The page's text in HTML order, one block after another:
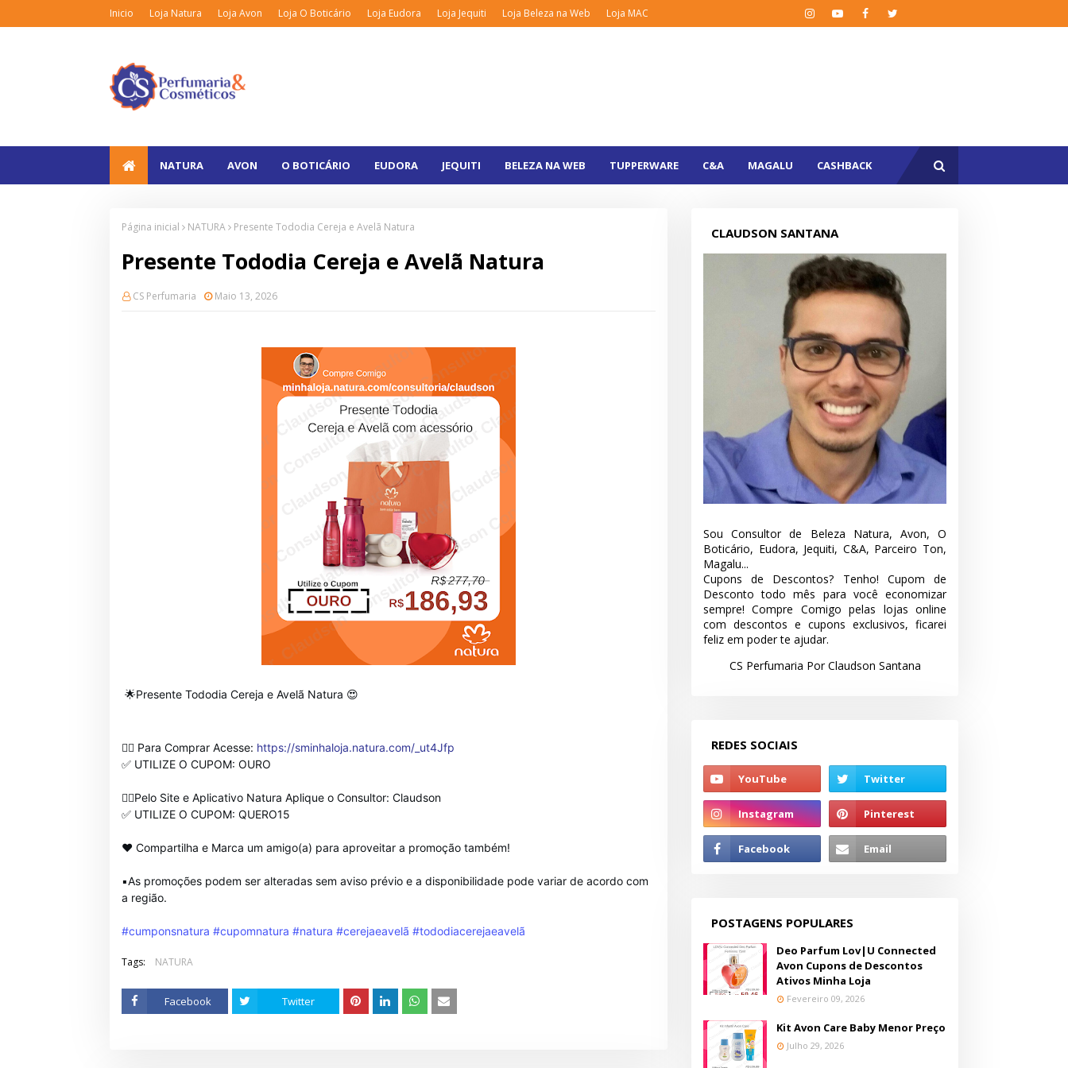
Inicio Loja Natura Loja Avon Loja O Boticário Loja Eudora Loja Jequiti Loja Beleza na Web Loja MAC
NATURA AVON O BOTICÁRIO EUDORA JEQUITI BELEZA NA WEB TUPPERWARE C&A MAGALU CASHBACK
Página inicial NATURA Presente Tododia Cereja e Avelã Natura
Presente Tododia Cereja e Avelã Natura
CS Perfumaria Maio 13, 2026
🌟Presente Tododia Cereja e Avelã Natura 😍
👉🏻 Para Comprar Acesse: https://sminhaloja.natura.com/_ut4Jfp
✅ UTILIZE O CUPOM: OURO
👉🏻Pelo Site e Aplicativo Natura Aplique o Consultor: Claudson
✅ UTILIZE O CUPOM: QUERO15
❤ Compartilha e Marca um amigo(a) para aproveitar a promoção também!
▪️As promoções podem ser alteradas sem aviso prévio e a disponibilidade pode variar de acordo com
a região.
#cumponsnatura #cupomnatura #natura #cerejaeavelã #tododiacerejaeavelã
Tags: NATURA
Facebook Twitter
CLAUDSON SANTANA
Sou Consultor de Beleza Natura, Avon, O
Boticário, Eudora, Jequiti, C&A, Parceiro Ton,
Magalu...
Cupons de Descontos? Tenho! Cupom de
Desconto todo mês para você economizar
sempre! Compre Comigo pelas lojas online
com descontos e cupons exclusivos, ficarei
feliz em poder te ajudar.
CS Perfumaria Por Claudson Santana
REDES SOCIAIS
POSTAGENS POPULARES
Deo Parfum Lov|U Connected
Avon Cupons de Descontos
Ativos Minha Loja
Fevereiro 09, 2026
Kit Avon Care Baby Menor Preço
Julho 29, 2026